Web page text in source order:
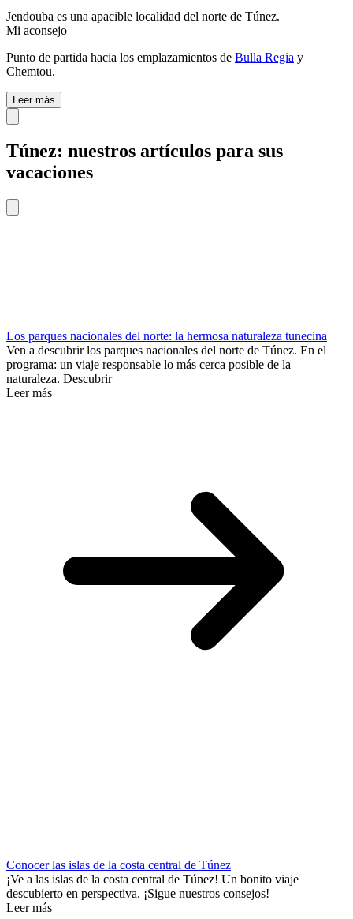
Jendouba es una apacible localidad del norte de Túnez.
Mi aconsejo
Punto de partida hacia los emplazamientos de Bulla Regia y
Chemtou.
Leer más
Túnez: nuestros artículos para sus
vacaciones
Los parques nacionales del norte: la hermosa naturaleza tunecina
Ven a descubrir los parques nacionales del norte de Túnez. En el
programa: un viaje responsable lo más cerca posible de la
naturaleza. Descubrir
Leer más
Conocer las islas de la costa central de Túnez
¡Ve a las islas de la costa central de Túnez! Un bonito viaje
descubierto en perspectiva. ¡Sigue nuestros consejos!
Leer más